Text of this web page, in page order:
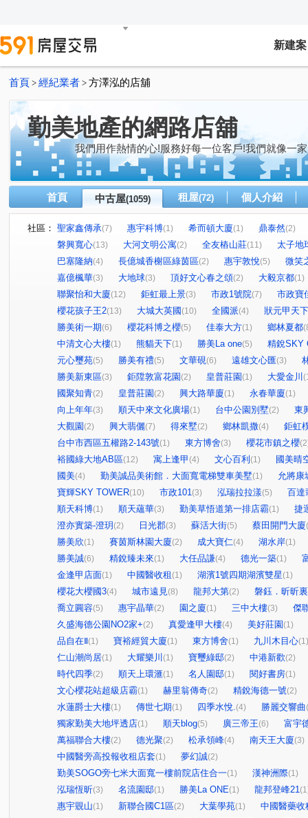
新建案
首頁 > 經紀業者 > 方澤泓的店舖
勤美地產的網路店舖
我們用作熱情的心!服務好每一位客戶!我們就像一
首頁 中古屋(1059) 租屋(72) 個人介紹
社區： 聖家鑫傳承(7) 惠宇科博(1) 希而頓大廈(1) 鼎泰然(2)
磐興寬心(13) 大河文明公寓(2) 全友樁山莊(11)
太子地
巴塞隆納(4) 長億城香榭區綠茵區(2) 惠宇敦悅(5)
微笑
嘉億楓華(3) 大地球(3) 頂好文心春之頌(2) 大毅京都(1)
聯聚怡和大廈(12) 鉅虹最上景(3) 市政1號院(7)
市政寶
櫻花孩子王2(13) 大城大英國 (10) 全國派(4)
狀元甲天下
勝美術一期(6) 櫻花科博之櫻(5) 佳泰大方(1) 鄉林夏都
中清文心大樓(1) 熊貓天下(1) 勝美La one(5)
精銳SKY
元心璽苑(5) 勝美有禮(5) 文華硯(6) 遠雄文心匯(3)
勝美新東區(3) 鉅陞敦富花園 (2) 皇普莊園 (1) 大愛金川
國聚知青(2) 皇普莊園 (2) 興大路華廈(1) 永春華廈(1)
向上年年(3) 順天中來文化廣場(1) 台中公園別墅(2)
東
大觀園 (2) 興大翡儷(7) 得來墅(2) 鄉林凱撒(4)
鉅虹
台中市西區五權路2-143號(1) 東方博舍(3) 櫻花市鎮之櫻
裕國綠大地AB區(12) 寓上逢甲 (4) 文心百利 (1)
國美晴
國美(4) 勤美誠品美術館．大面寬電梯雙車美墅(1)
允將康
寶輝SKY TOWER(10) 市政101(3) 泓瑞拉拉漾(5)
百達
順天科博(1) 順天蘊華(3) 勤美草悟道第一排店霸(1)
捷
澄亦實築-澄玥 (2) 日光郡(3) 蘇活大街(5) 蔡田開門大廈
勝美欣(1) 賽茵斯林園大廈(2) 成大寶仁(4) 湖水岸(1)
勝美誠(6) 精銳臻未來(1) 大任品謙(4) 德光一築(1)
金逢甲店面(1) 中國醫收租 (1) 湖濱1號四期湖濱雙星(1)
櫻花大櫻國3(4) 城市遠見(8) 龍邦大第(2)
磐鈺．昕昕
喬立圓容(5) 惠宇晶華(2) 園之廈(1) 三中大樓(3)
傑
久盛海德公園NO2家+(2) 真愛逢甲大樓(4) 美好莊園 (1)
品自在Ⅱ(1) 寶裕經貿大廈(1) 東方博舍(1) 九川木目心(1)
仁山潮尚居(1) 大耀樂川 (1) 寶璽綠邸(2) 中港新歡(2)
時代四季(2) 順天上環滙(1) 名人園邸(1) 閱好書房(1)
文心櫻花站超級店霸(1) 赫里翁傳奇(2) 精銳海德一號(2)
水蓮爵士大樓(1) 傳世七期(1) 四季水悅.(4) 勝麗交響曲
獨家勤美大地坪透店(1) 順天blog(5) 廣三帝王(6)
富宇
萬福聯合大樓(2) 德光聚(2) 松承領峰(4) 南天王大廈(3)
中國醫旁高投報收租店套(1) 夢幻誠(2)
勤美SOGO旁七米大面寬一樓前院店住合一(1) 漢神洲際(1)
泓瑞恆昕(3) 名流園邸(1) 勝美La ONE(1) 龍邦登峰21
惠宇覞山(1) 新聯合國C1區(2) 大葉學苑(1)
中國醫藥收